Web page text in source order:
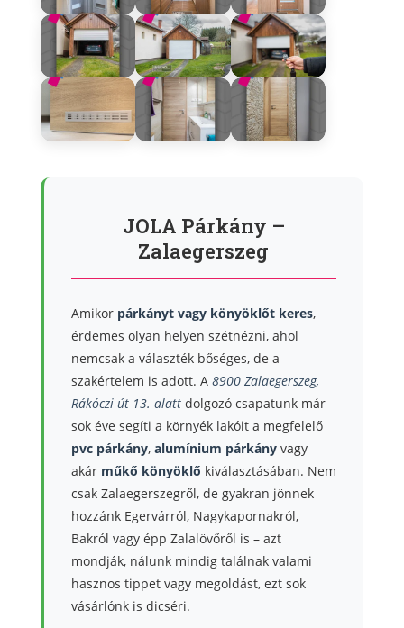
JOLA Párkány –
Zalaegerszeg
Amikor párkányt vagy könyöklőt keres,
érdemes olyan helyen szétnézni, ahol
nemcsak a választék bőséges, de a
szakértelem is adott. A 8900 Zalaegerszeg,
Rákóczi út 13. alattdolgozó csapatunk már
sok éve segíti a környék lakóit a megfelelő
pvc párkány, alumínium párkányvagy
akár műkő könyöklő kiválasztásában. Nem
csak Zalaegerszegről, de gyakran jönnek
hozzánk Egervárról, Nagykapornakról,
Bakról vagy épp Zalalövőről is – azt
mondják, nálunk mindig találnak valami
hasznos tippet vagy megoldást, ezt sok
vásárlónk is dicséri.